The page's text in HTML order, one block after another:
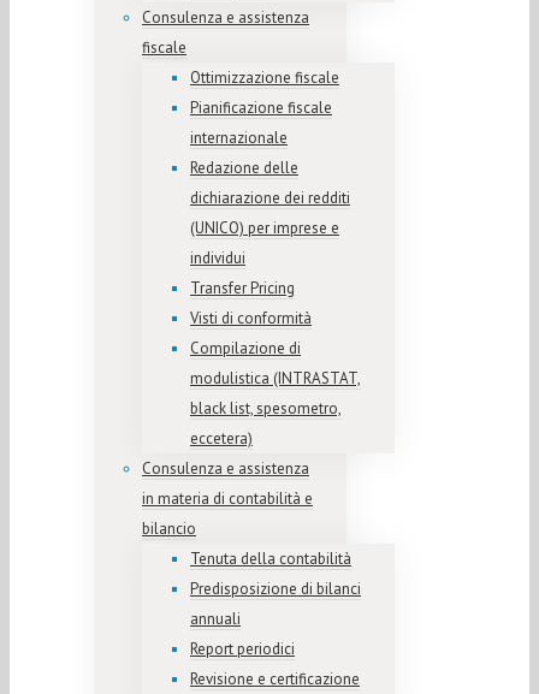
Consulenza e assistenza
fiscale
Ottimizzazione fiscale
Pianificazione fiscale
internazionale
Redazione delle
dichiarazione dei redditi
(UNICO) per imprese e
individui
Transfer Pricing
Visti di conformità
Compilazione di
modulistica (INTRASTAT,
black list, spesometro,
eccetera)
Consulenza e assistenza
in materia di contabilità e
bilancio
Tenuta della contabilità
Predisposizione di bilanci
annuali
Report periodici
Revisione e certificazione